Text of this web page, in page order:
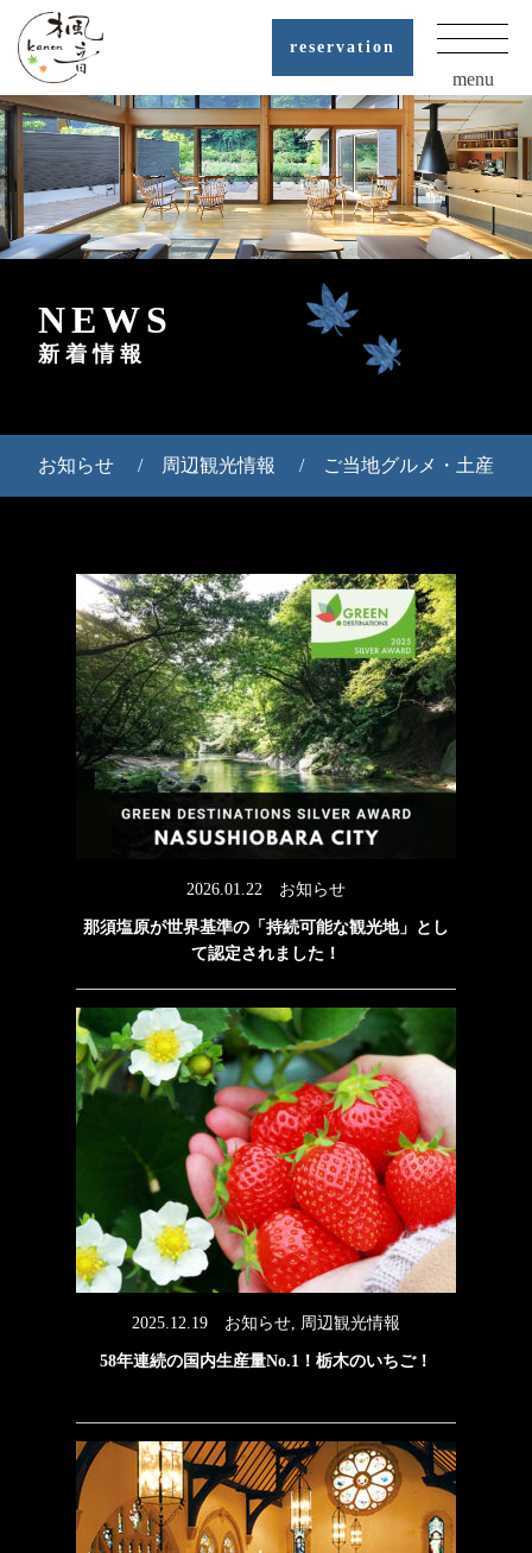
reservation
menu
NEWS
新着情報
お知らせ 周辺観光情報 ご当地グルメ・土産
2026.01.22 お知らせ
那須塩原が世界基準の「持続可能な観光地」とし
て認定されました！
2025.12.19 お知らせ, 周辺観光情報
58年連続の国内生産量No.1！栃木のいちご！